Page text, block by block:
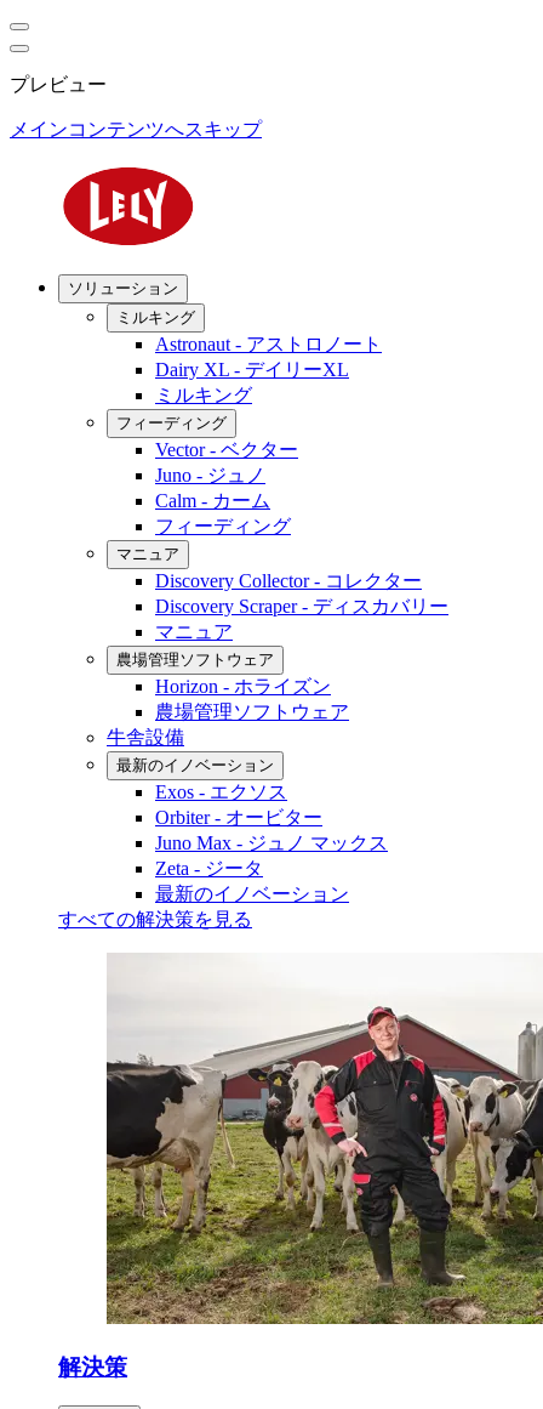
プレビュー
メインコンテンツへスキップ
ソリューション
ミルキング
Astronaut - アストロノート
Dairy XL - デイリーXL
ミルキング
フィーディング
Vector - ベクター
Juno - ジュノ
Calm - カーム
フィーディング
マニュア
Discovery Collector - コレクター
Discovery Scraper - ディスカバリー
マニュア
農場管理ソフトウェア
Horizon - ホライズン
農場管理ソフトウェア
牛舎設備
最新のイノベーション
Exos - エクソス
Orbiter - オービター
Juno Max - ジュノ マックス
Zeta - ジータ
最新のイノベーション
すべての解決策を見る
解決策